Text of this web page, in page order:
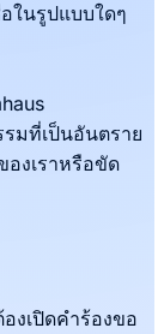
ในรูปแบบใดๆ
มที่เป็นอันตราย
งเราหรือขัด
งเปิดคำร้องขอ